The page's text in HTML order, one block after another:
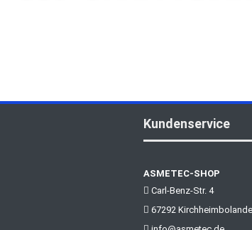
Kundenservice
ASMETEC-SHOP
Carl-Benz-Str. 4
67292